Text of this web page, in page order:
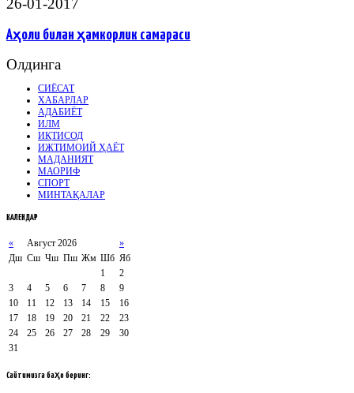
Аҳоли билан ҳамкорлик самараси
Олдинга
СИЁСАТ
ХАБАРЛАР
АДАБИЁТ
ИЛМ
ИҚТИСОД
ИЖТИМОИЙ ҲАЁТ
МАДАНИЯТ
МАОРИФ
СПОРТ
МИНТАҚАЛАР
КАЛЕНДАР
« Август 2026
»
Дш Сш Чш Пш Жм Шб Яб
1
2
3
4 5 6 7 8
9
10
11 12 13 14 15
16
17
18 19 20 21 22
23
24
25 26 27 28 29
30
31
Сайтимизгабаҳо беринг: